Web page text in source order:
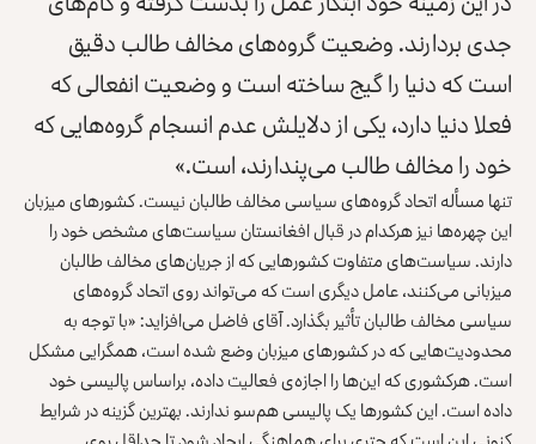
جدی بردارند. وضعیت گروه‌های مخالف طالب دقیق
است که دنیا را گیج ساخته است و وضعیت انفعالی که
فعلا دنیا دارد، یکی از دلایلش عدم انسجام گروه‌هایی که
خود را مخالف طالب می‌پندارند، است.»
تنها مسأله‌ اتحاد گروه‌های سیاسی مخالف طالبان نیست. کشورهای میزبان
این چهره‌ها نیز هرکدام در قبال افغانستان سیاست‌های مشخص خود را
دارند. سیاست‌های متفاوت کشورهایی که از جریان‌های مخالف طالبان
میزبانی می‌کنند، عامل دیگری است که می‌تواند روی اتحاد گروه‌های
سیاسی مخالف طالبان تأثیر بگذارد. آقای فاضل می‌افزاید: «با توجه به
محدودیت‌هایی که در کشورهای میزبان وضع شده است، همگرایی مشکل
است. هرکشوری که این‌ها را اجازه‌ی فعالیت داده، براساس پالیسی خود
داده است. این کشورها یک پالیسی هم‌سو ندارند. بهترین گزینه در شرایط